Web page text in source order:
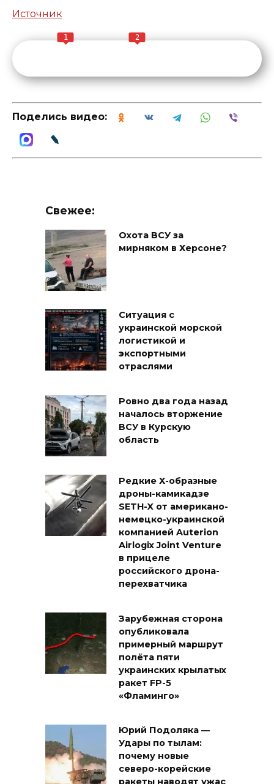
Источник
1 2
Поделись видео:
Свежее:
Охота ВСУ за
мирняком в Херсоне?
Ситуация с
украинской морской
логистикой и
экспортными
отраслями
Ровно два года назад
началось вторжение
ВСУ в Курскую
область
Редкие Х-образные
дроны-камикадзе
SETH-X от американо-
немецко-украинской
компанией Auterion
Airlogix Joint Venture
в прицеле
российского дрона-
перехватчика
Зарубежная сторона
опубликовала
примерный маршрут
полёта пяти
украинских крылатых
ракет FP-5
«Фламинго»
Юрий Подоляка —
Удары по тылам:
почему новые
северо-корейские